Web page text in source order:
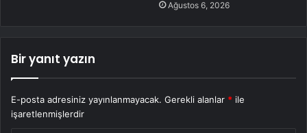
Ağustos 6, 2026
Bir yanıt yazın
E-posta adresiniz yayınlanmayacak. Gerekli alanlar * ile
işaretlenmişlerdir